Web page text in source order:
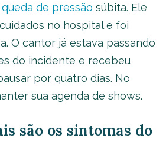
queda de pressão súbita. Ele
no hospital e foi
O cantor já estava passando
do incidente e recebeu
por quatro dias. No
sua agenda de shows.
são os sintomas do